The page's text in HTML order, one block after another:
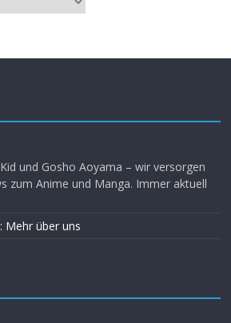
und Gosho Aoyama – wir versorgen
zum Anime und Manga. Immer aktuell
Mehr über uns